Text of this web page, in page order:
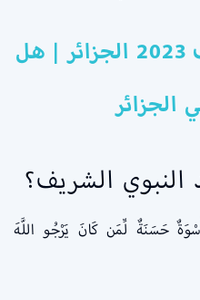
المولد النبوي الشريف 2023 الجزائر | هل
الجزائر
النبوي الشريف؟
حَسَنَةٌ لِّمَن كَانَ يَرْجُو اللَّهَ